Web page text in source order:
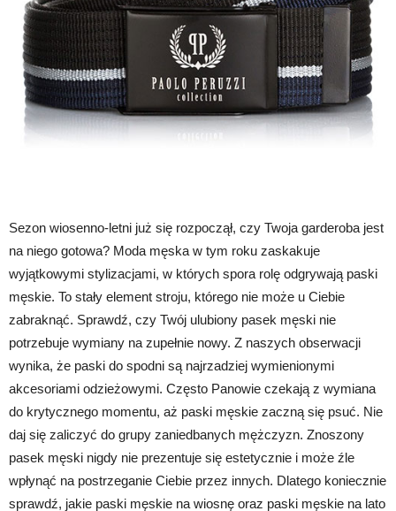
Sezon wiosenno-letni już się rozpoczął, czy Twoja garderoba jest
na niego gotowa? Moda męska w tym roku zaskakuje
wyjątkowymi stylizacjami, w których spora rolę odgrywają paski
męskie. To stały element stroju, którego nie może u Ciebie
zabraknąć. Sprawdź, czy Twój ulubiony pasek męski nie
potrzebuje wymiany na zupełnie nowy. Z naszych obserwacji
wynika, że paski do spodni są najrzadziej wymienionymi
akcesoriami odzieżowymi. Często Panowie czekają z wymiana
do krytycznego momentu, aż paski męskie zaczną się psuć. Nie
daj się zaliczyć do grupy zaniedbanych mężczyzn. Znoszony
pasek męski nigdy nie prezentuje się estetycznie i może źle
wpłynąć na postrzeganie Ciebie przez innych. Dlatego koniecznie
sprawdź, jakie paski męskie na wiosnę oraz paski męskie na lato